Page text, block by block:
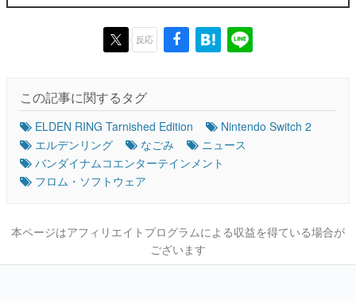
反応
この記事に関するタグ
ELDEN RING Tarnished Edition
Nintendo Switch 2
エルデンリング
なごみ
ニュース
バンダイナムコエンターテインメント
フロム・ソフトウェア
本ページはアフィリエイトプログラムによる収益を得ている場合が
ございます